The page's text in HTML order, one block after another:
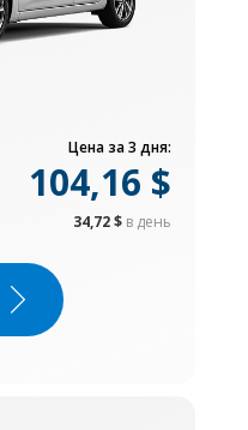
Цена за 3 дня:
104,16 $
34,72 $ в день